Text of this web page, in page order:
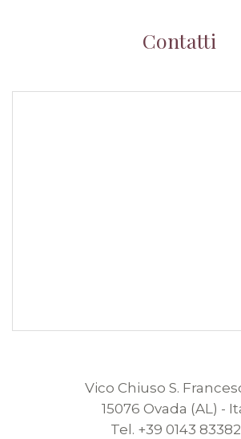
Contatti
Vico Chiuso S.
15076 Ovada (AL) -
Tel. +39 0143